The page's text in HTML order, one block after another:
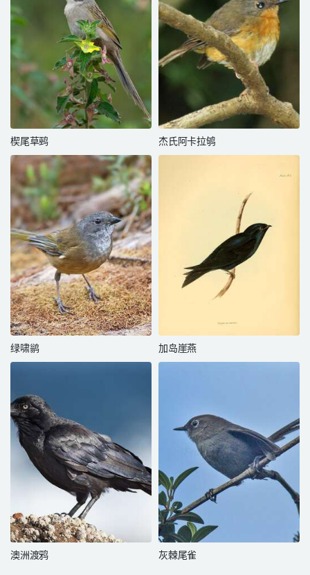
楔尾草鹀 杰氏阿卡拉鸲
绿啸鹟 加岛崖燕
澳洲渡鸦 灰棘尾雀